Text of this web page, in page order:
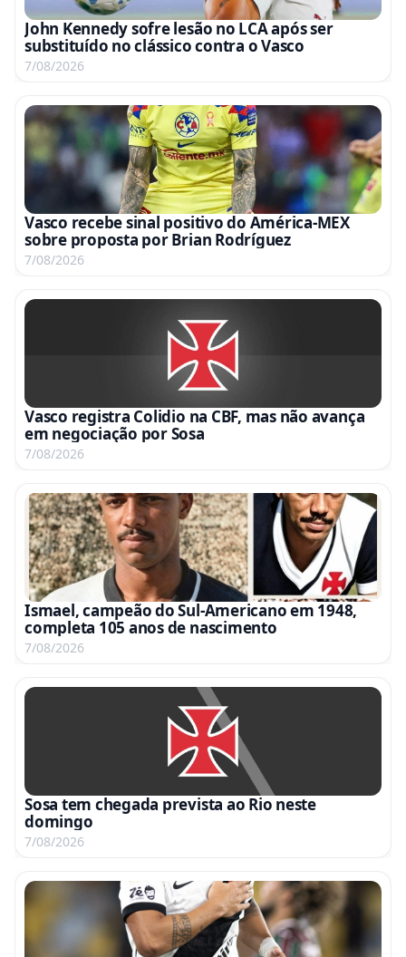
John Kennedy sofre lesão no LCA após ser
substituído no clássico contra o Vasco
7/08/2026
Vasco recebe sinal positivo do América-MEX
sobre proposta por Brian Rodríguez
7/08/2026
Vasco registra Colidio na CBF, mas não avança
em negociação por Sosa
7/08/2026
Ismael, campeão do Sul-Americano em 1948,
completa 105 anos de nascimento
7/08/2026
Sosa tem chegada prevista ao Rio neste
domingo
7/08/2026